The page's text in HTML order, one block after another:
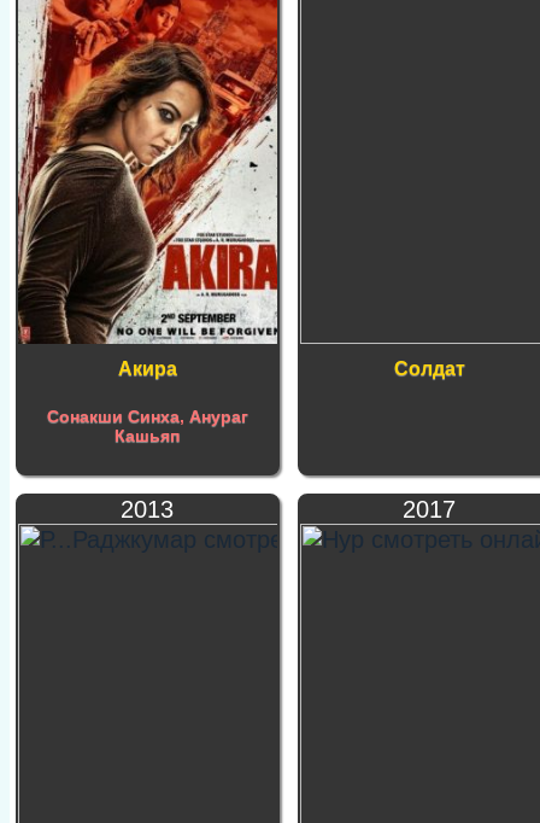
Акира
Сонакши Синха, Анураг
Кашьяп
Солдат
2013 2017